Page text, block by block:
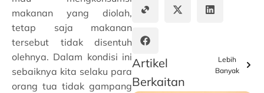
makanan yang diolah,
tetap saja makanan
tersebut tidak disentuh
olehnya. Dalam kondisi ini
sebaiknya kita selaku para
orang tua tidak gampang
Artikel
Berkaitan
Lebih
Banyak